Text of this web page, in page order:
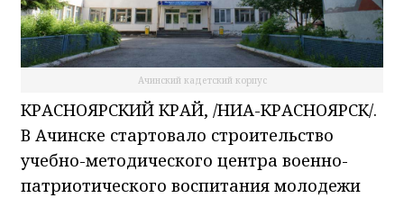
Ачинский кадетский корпус
КРАСНОЯРСКИЙ КРАЙ, /НИА-КРАСНОЯРСК/.
В Ачинске стартовало строительство
учебно-методического центра военно-
патриотического воспитания молодежи